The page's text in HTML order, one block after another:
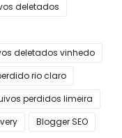
deletados
deletados vinhedo
rio claro
perdidos limeira
Blogger SEO